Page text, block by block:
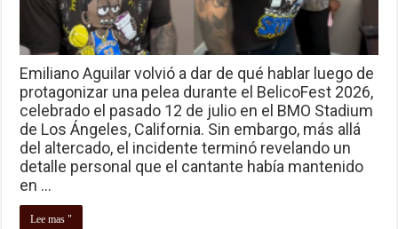
Emiliano Aguilar volvió a dar de qué hablar luego de
protagonizar una pelea durante el BelicoFest 2026,
celebrado el pasado 12 de julio en el BMO Stadium
de Los Ángeles, California. Sin embargo, más allá
del altercado, el incidente terminó revelando un
detalle personal que el cantante había mantenido
en …
Lee mas "